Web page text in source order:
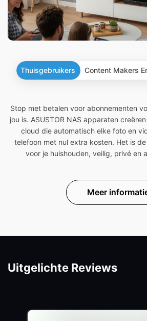
Thuisgebruikers Content Makers
Stop met betalen voor abonnementen
jou is. ASUSTOR NAS apparaten
cloud die automatisch elke foto en
telefoon met nul extra kosten. Het is
voor je huishouden, veilig, privé en
Meer
Uitgelichte Reviews